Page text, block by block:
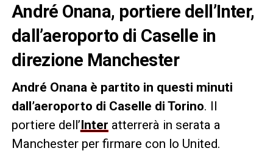
André Onana, portiere dell’Inter,
dall’aeroporto di Caselle in
direzione Manchester
André Onana è partito in questi minuti
dall’aeroporto di Caselle di Torino. Il
portiere dell’Inter atterrerà in serata a
Manchester per firmare con lo United.